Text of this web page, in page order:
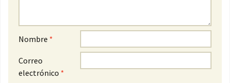
Nombre *
Correo
electrónico *